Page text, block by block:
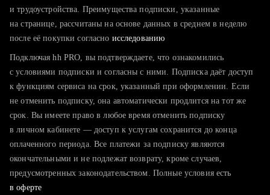
тратите много времени на поиск и вручную поднимаете
хотите сравнить себя с конкурентами и оценить шансы
и трудоустройства. Преимущества подписки, указанные
на странице, рассчитаны на основе данных в среднем в неделю
после её покупки согласно исследованию
Подключая hh PRO, вы подтверждаете, что ознакомились
с условиями подписки и согласны с ними. Подписка даёт доступ
к функциям сервиса на срок, указанный при оформлении. Если
не отменить подписку, она автоматически продлится на тот же
срок. Вы имеете право в любое время отменить подписку
в личном кабинете — доступ к услугам сохранится до конца
оплаченного периода. Все платежи за подписку являются
окончательными и не подлежат возврату, кроме случаев,
предусмотренных законодательством. Полные условия есть
в оферте